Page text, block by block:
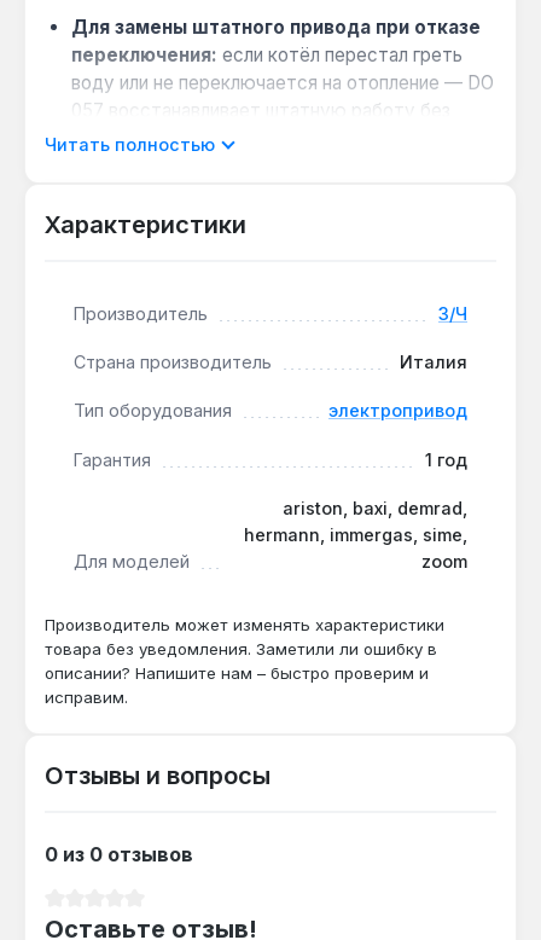
Для замены штатного привода при отказе
переключения: если котёл перестал греть
воду или не переключается на отопление — DO
057 восстанавливает штатную работу без
замены всего клапана.
соответствуют оригинальным узлам
Работа в условиях высокой температуры:
температуру окружающей среды до +85 °C —
устойчивость к тепловому излучению котла.
Привод используется для ремонта газовых котлов
Италия. Гарантия 1 год, доставка по Украине.
Читать полностью
Характеристики
Производитель З/Ч
Страна производитель Италия
Тип оборудования электропривод
Гарантия 1 год
Для моделей
ariston, baxi, demrad,
hermann, immergas, sime,
zoom
Производитель может изменять характеристики
товара без уведомления. Заметили ли ошибку в
описании? Напишите нам – быстро проверим и
исправим.
Отзывы и вопросы
0 из 0 отзывов
Оставьте отзыв!